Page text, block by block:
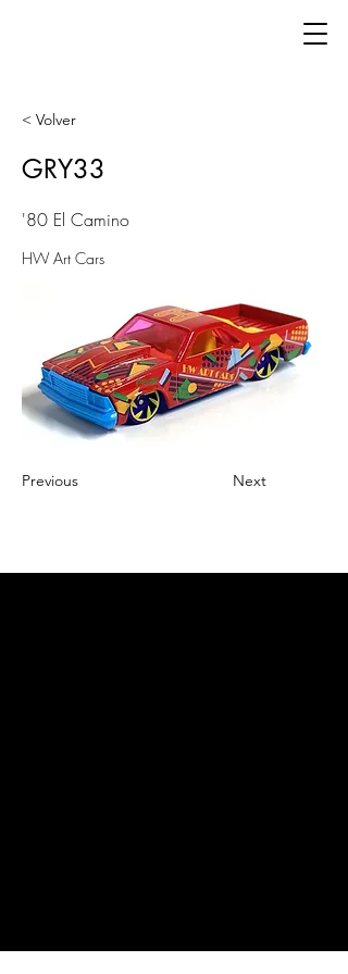
< Volver
GRY33
'80 El Camino
HW Art Cars
Previous Next